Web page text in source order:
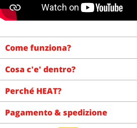
Come funziona?
Cosa c'e' dentro?
Perché HEAT?
Pagamento & spedizione